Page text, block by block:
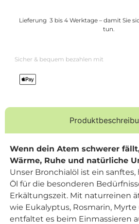
Lieferung 3 bis 4 Werktage – damit Sie
tun.
Sicher & bequem bezahlen mit
Wenn dein Atem schwerer
Wärme, Ruhe und natürliche
Unser Bronchialöl ist ein
Öl für die besonderen
Erkältungszeit. Mit naturreinen
wie Eukalyptus, Rosmarin, Myrte
entfaltet es beim Einmassieren